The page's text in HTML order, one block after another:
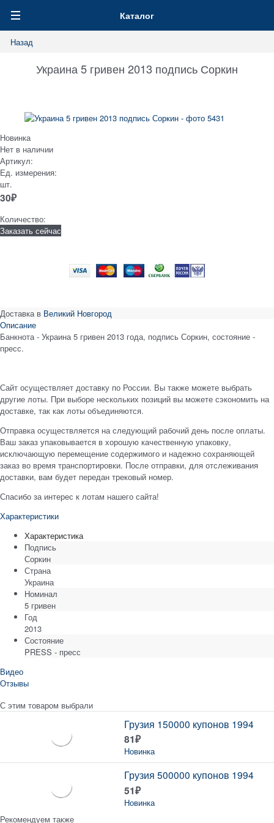
Каталог
Назад
Украина 5 гривен 2013 подпись Соркин
Новинка
Нет в наличии
Артикул:
Ед. измерения:
шт.
30₽
Количество:
Заказать сейчас
Доставка в Великий Новгород
Описание
Банкнота - Украина 5 гривен 2013 года, подпись Соркин, состояние -
пресс.
Сайт осуществляет доставку по России. Вы также можете выбрать
другие лоты. При выборе нескольких позиций вы можете сэкономить на
доставке, так как лоты объединяются.
Отправка осуществляется на следующий рабочий день после оплаты.
Ваш заказ упаковывается в хорошую качественную упаковку,
исключающую перемещение содержимого и надежно сохраняющей
заказ во время транспортировки. После отправки, для отслеживания
доставки, вам будет передан трековый номер.
Спасибо за интерес к лотам нашего сайта!
Характеристики
Характеристика
Подпись
Соркин
Страна
Украина
Номинал
5 гривен
Год
2013
Состояние
PRESS - пресс
Видео
Отзывы
С этим товаром выбрали
Грузия 150000 купонов 1994
81₽
Новинка
Грузия 500000 купонов 1994
51₽
Новинка
Рекомендуем также